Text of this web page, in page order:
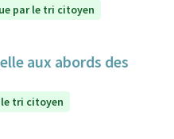
par le tri citoyen
aux abords des
le tri citoyen